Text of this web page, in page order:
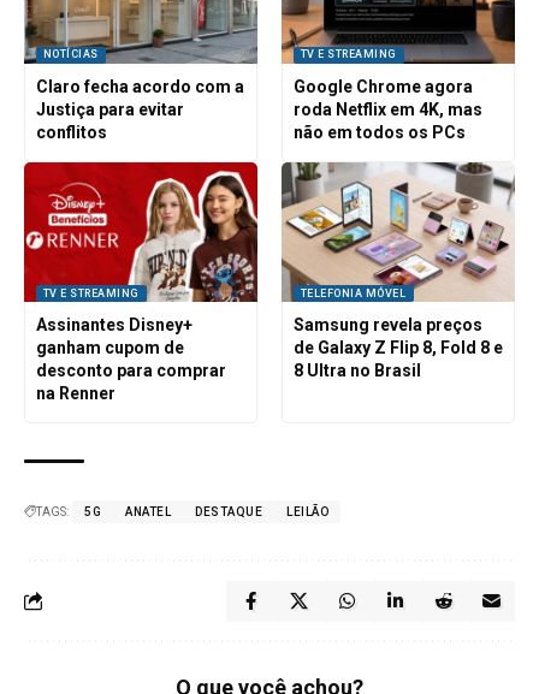
NOTÍCIAS
Claro fecha acordo com a
Justiça para evitar
conflitos
TV E STREAMING
Google Chrome agora
roda Netflix em 4K, mas
não em todos os PCs
TV E STREAMING
Assinantes Disney+
ganham cupom de
desconto para comprar
na Renner
TELEFONIA MÓVEL
Samsung revela preços
de Galaxy Z Flip 8, Fold 8 e
8 Ultra no Brasil
TAGS: 5G ANATEL DESTAQUE LEILÃO
O que você achou?